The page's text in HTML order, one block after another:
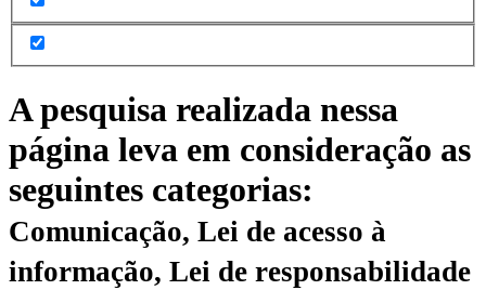
A pesquisa realizada nessa
página leva em consideração as
seguintes categorias:
Comunicação, Lei de acesso à
informação, Lei de responsabilidade